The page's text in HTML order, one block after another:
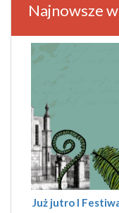
Najnowsze
Już jutro I